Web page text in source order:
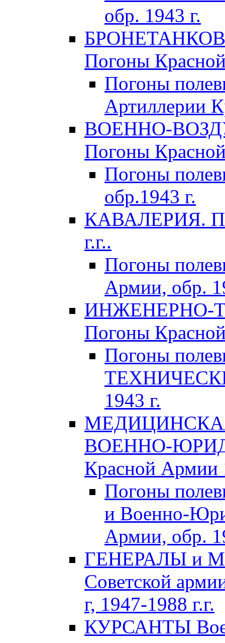
обр. 1943 г.
Погоны
Погоны
Артиллерии
ВОЕННО-
Погоны
Погоны
обр.1943 г.
КАВАЛЕРИЯ.
г.г..
Погоны
Армии, обр.
ИНЖЕНЕРНО-
Погоны
Погоны
1943 г.
ВОЕННО-
Красной Армии
Погоны
и Военно-
Армии, обр.
ГЕНЕРАЛЫ и
Советской
г, 1947-1988 г.г.
КУРСАНТЫ